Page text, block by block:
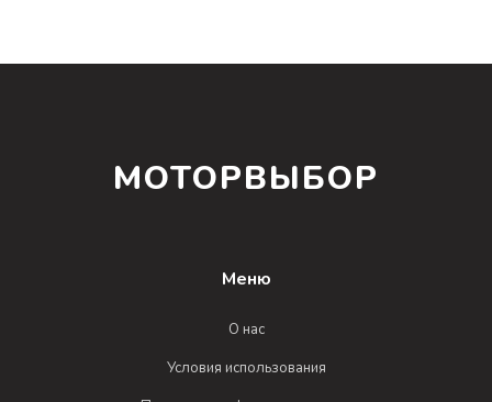
МОТОРВЫБОР
Меню
О нас
Условия использования